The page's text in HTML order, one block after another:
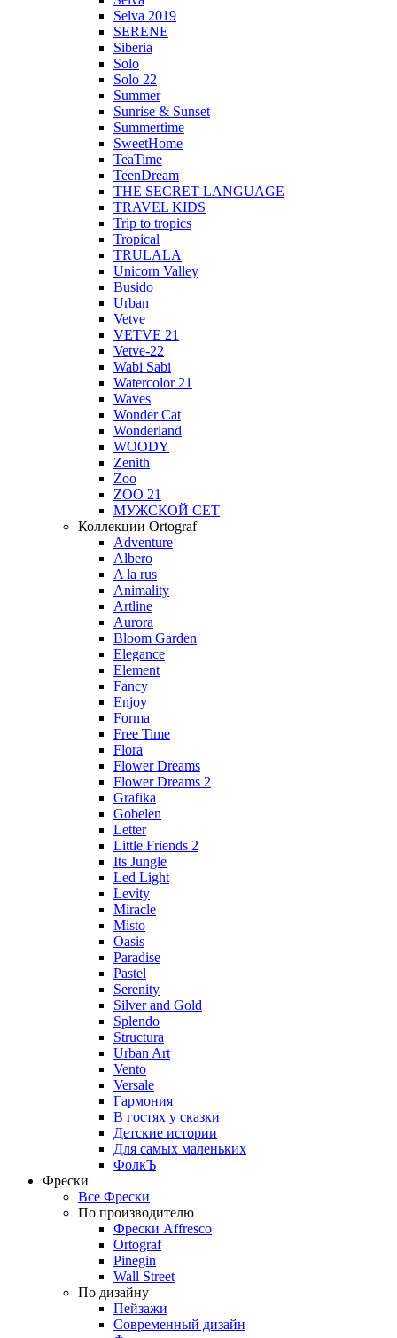
Selva 2019
SERENE
Siberia
Solo
Solo 22
Summer
Sunrise & Sunset
Summertime
SweetHome
TeaTime
TeenDream
THE SECRET LANGUAGE
TRAVEL KIDS
Trip to tropics
Tropical
TRULALA
Unicorn Valley
Busido
Urban
Vetve
VETVE 21
Vetve-22
Wabi Sabi
Watercolor 21
Waves
Wonder Cat
Wonderland
WOODY
Zenith
Zoo
ZOO 21
МУЖСКОЙ СЕТ
Коллекции Ortograf
Adventure
Albero
A la rus
Animality
Artline
Aurora
Bloom Garden
Elegance
Element
Fancy
Enjoy
Forma
Free Time
Flora
Flower Dreams
Flower Dreams 2
Grafika
Gobelen
Letter
Little Friends 2
Its Jungle
Led Light
Levity
Miracle
Misto
Oasis
Paradise
Pastel
Serenity
Silver and Gold
Splendo
Structura
Urban Art
Vento
Versale
Гармония
В гостях у сказки
Детские истории
Для самых маленьких
ФолкЪ
Фрески
Все Фрески
По производителю
Фрески Affresco
Ortograf
Pinegin
Wall Street
По дизайну
Пейзажи
Современный дизайн